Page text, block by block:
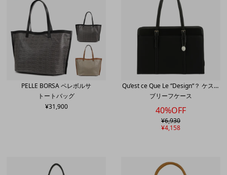
PELLE BORSA ペレボルサ
トートバッグ
¥31,900
Qu’est ce Que Le “Design“？ ケスク
ルデザイン
ブリーフケース
40%OFF
¥6,930
¥4,158